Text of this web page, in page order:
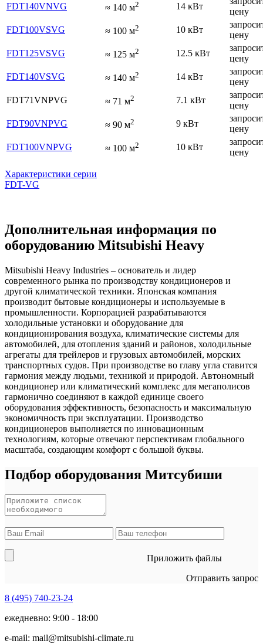
FDT140VNVG ≈ 140 м2 14 кВт
цену
FDT100VSVG
≈ 100 м2 10 кВт
цену
FDT125VSVG
≈ 125 м2 12.5 кВт
цену
FDT140VSVG
≈ 140 м2 14 кВт
цену
FDT71VNPVG
≈ 71 м2 7.1 кВт
цену
FDT90VNPVG
≈ 90 м2 9 кВт
цену
FDT100VNPVG
≈ 100 м2 10 кВт
цену
Характеристики серии
FDT-VG
Дополнительная информация по
оборудованию Mitsubishi Heavy
Mitsubishi Heavy Industries – основатель и лидер
современного рынка по производству кондиционеров и
другой климатической техники. Японская компания
производит бытовые кондиционеры и используемые в
промышленности. Корпорацией разрабатываются
холодильные установки и оборудование для
кондиционирования воздуха, климатические системы для
автомобилей, для отопления зданий и районов, холодильные
агрегаты для трейлеров и грузовых автомобилей, морских
транспортных судов. При производстве во главу угла ставится
гармония между людьми, техникой и природой. Автономный
кондиционер или климатический комплекс для мегаполисов
гармонично соединяют в каждой единице своего
оборудования эффективность, безопасность и максимальную
экономичность при эксплуатации. Производство
кондиционеров выполняется по инновационным
технологиям, которые отвечают перспективам глобального
масштаба, создающим комфорт с большой буквы.
Подбор оборудования Митсубиши
Приложить файлы
Отправить запрос
8 (495) 740-23-24
ежедневно: 9:00 - 18:00
e-mail: mail@mitsubishi-climate.ru